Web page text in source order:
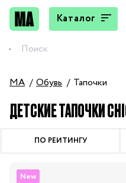
Каталог
MA Обувь Тапочки
ДЕТСКИЕ ТАПОЧКИ
ПО РЕЙТИНГУ
New